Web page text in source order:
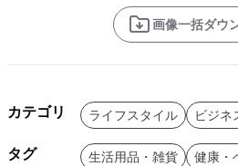
画像一括ダウ
カテゴリ ライフスタイル ビジネ
タグ 生活用品・雑貨 健康・